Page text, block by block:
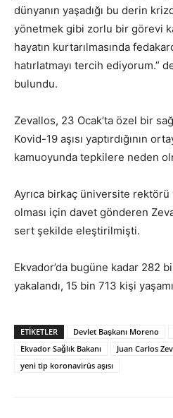
dünyanın yaşadığı bu derin
yönetmek gibi zorlu bir görevi
hayatın kurtarılmasında
hatırlatmayı tercih ediyorum.”
bulundu.
Zevallos, 23 Ocak’ta özel bir
Kovid-19 aşısı yaptırdığının
kamuoyunda tepkilere neden
Ayrıca birkaç üniversite
olması için davet gönderen
sert şekilde eleştirilmişti.
Ekvador’da bugüne kadar 282
yakalandı, 15 bin 713 kişi
ETIKETLER Devlet Başkanı Moreno
Ekvador Sağlık Bakanı
Juan Carlos
yeni tip koronavirüs aşısı